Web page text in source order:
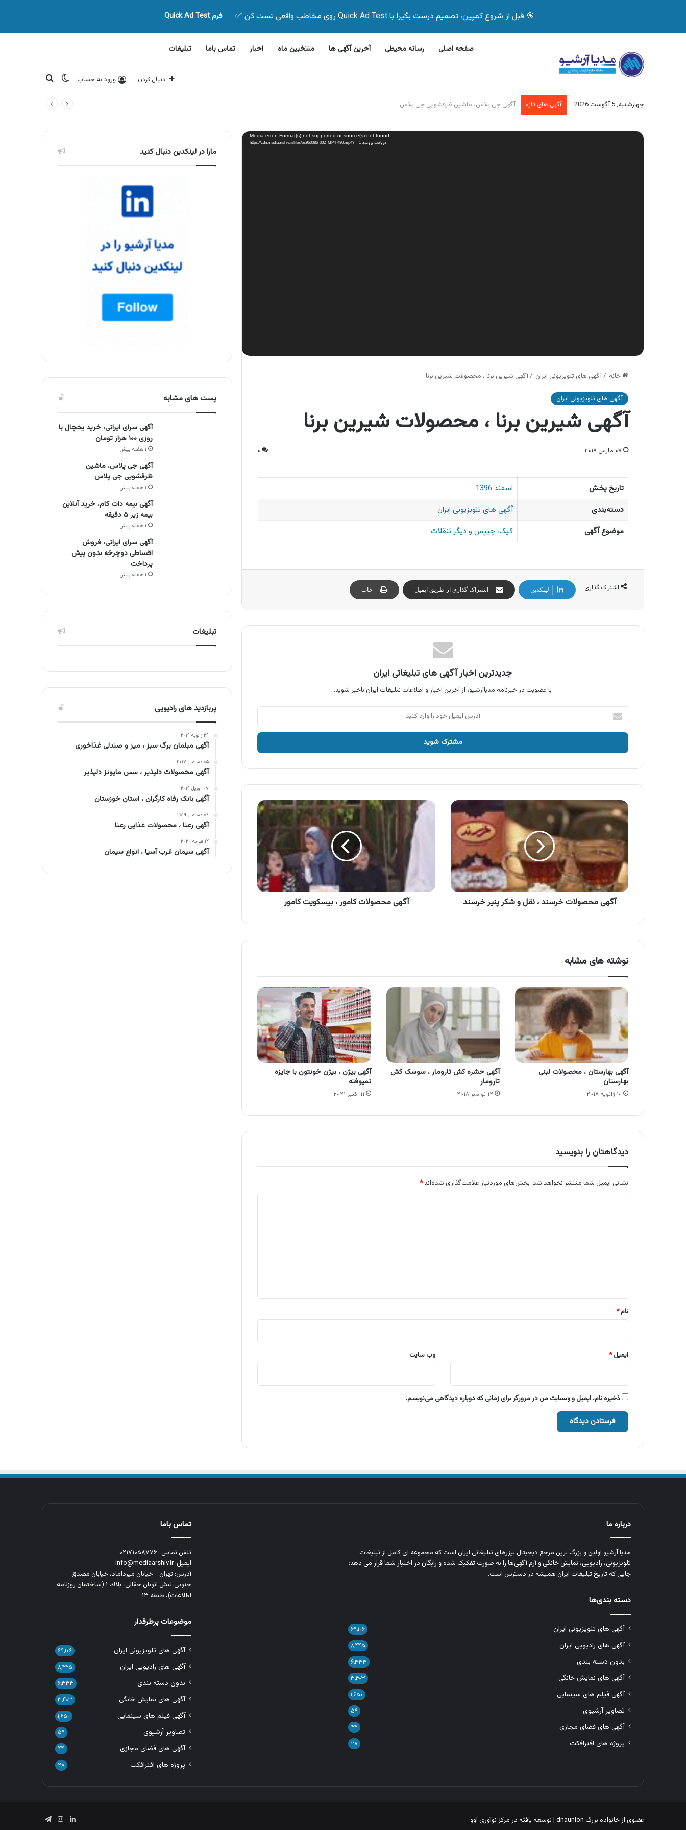
🎯 قبل از شروع کمپین، تصمیم درست بگیر! با Quick Ad Test روی مخاطب واقعی تست کن ✅ فرم Quick Ad Test
صفحه اصلی رسانه محیطی آخرین آگهی ها منتخبین ماه اخبار تماس باما تبلیغات
دنبال کردن ورود به حساب تغییر پوسته
جستجو برای
چهارشنبه, 5 آگوست 2026 آگهی های تازه آگهی بیمه دات کام، خرید آنلاین بیمه زیر ۵ دقیقه
نمایشگر
ویدیو Media error: Format(s) not supported or source(s) not found
دریافت پرونده: https://cdn.mediaarshiv.ir/files/es960086-002_MP4-480.mp4?_=1
خانه /آگهی های تلویزیونی ایران /آگهی شیرین برنا ، محصولات شیرین برنا
آگهی های تلویزیونی ایران
آگهی شیرین برنا ، محصولات شیرین برنا
۰۷ مارس ۲۰۱۸ ۰
تاریخ پخش
اسفند 1396
دسته‌بندی
آگهی های تلویزیونی ایران
موضوع آگهی
کیک، چیپس و دیگر تنقلات
اشتراک گذاری لینکدین اشتراک گذاری از طریق ایمیل چاپ
جدیدترین اخبار آگهی های تبلیغاتی ایران
با عضویت در خبرنامه مدیاآرشیو، از آخرین اخبار و اطلاعات تبلیغات ایران باخبر شوید.
آدرس
ایمیل
خود
وارد
آگهی
محصولات
خرسند
نقل
شکر
پنیر
خرسند
آگهی محصولات خرسند ، نقل و شکر پنیر خرسند
آگهی
محصولات
بیسکویت
آگهی محصولات کامور ، بیسکویت کامور
نوشته های مشابه
آگهی بهارستان ، محصولات لبنی
بهارستان
۱۰ ژانویه ۲۰۱۸
آگهی حشره کش تارومار ، سوسک کش
تارومار
۱۲ نوامبر ۲۰۱۸
آگهی بیژن ، بیژن خونتون با جایزه
نمیوفته
۱۱ اکتبر ۲۰۲۱
دیدگاهتان را بنویسید
نشانی ایمیل شما منتشر نخواهد شد. بخش‌های موردنیاز علامت‌گذاری شده‌اند*
نام*
ایمیل* وب‌ سایت
ذخیره نام، ایمیل و وبسایت من در مرورگر برای زمانی که دوباره دیدگاهی می‌نویسم.
مارا در لینکدین دنبال کنید
پست های مشابه
آگهی سرای ایرانی، خرید یخچال با
روزی ۱۰۰ هزار تومان
۱ هفته پیش
آگهی جی پلاس، ماشین
ظرفشویی جی پلاس
۱ هفته پیش
آگهی بیمه دات کام، خرید آنلاین
بیمه زیر ۵ دقیقه
۱ هفته پیش
آگهی سرای ایرانی، فروش
اقساطی دوچرخه بدون پیش
پرداخت
۱ هفته پیش
تبلیغات
پربازدید های رادیویی
۲۹ ژانویه ۲۰۱۹
آگهی مبلمان برگ سبز ، میز و صندلی غذاخوری
۰۵ دسامبر ۲۰۱۷
آگهی محصولات دلپذیر ، سس مایونز دلپذیر
۰۷ آوریل ۲۰۱۹
آگهی بانک رفاه کارگران ، استان خوزستان
۰۹ دسامبر ۲۰۱۹
آگهی رعنا ، محصولات غذایی رعنا
۱۲ فوریه ۲۰۲۰
آگهی سیمان غرب آسیا ، انواع سیمان
درباره ما
مدیا آرشیو اولین و بزرگ‌ ترین مرجع دیجیتال تیزرهای تبلیغاتی ایران است که مجموعه‌ ای کامل از تبلیغات
تلویزیونی، رادیویی، نمایش خانگی و آرم‌ آگهی‌ها را به‌ صورت تفکیک‌ شده و رایگان در اختیار شما قرار می‌ دهد؛
جایی که تاریخ تبلیغات ایران همیشه در دسترس است.
دسته بندی‌ها
آگهی های تلویزیونی ایران ۶۹,۱۰۶
آگهی های رادیویی ایران ۸,۴۴۵
بدون دسته بندی ۶,۳۳۳
آگهی های نمایش خانگی ۳,۴۰۳
آگهی فیلم های سینمایی ۱,۶۵۰
تصاویر آرشیوی ۵۹
آگهی های فضای مجازی ۴۴
پروژه های افترافکت ۲۸
تماس باما
تلفن تماس : ۰۲۱۷۱۰۵۸۷۷۶
ایمیل: info@mediaarshiv.ir
آدرس: تهران - خیابان میرداماد، خیابان مصدق
جنوبی،نبش اتوبان حقانی، پلاك ١ (ساختمان روزنامه
اطلاعات)، طبقه ۱۳
موضوعات پرطرفدار
آگهی های تلویزیونی ایران ۶۹,۱۰۶
آگهی های رادیویی ایران ۸,۴۴۵
بدون دسته بندی ۶,۳۳۳
آگهی های نمایش خانگی ۳,۴۰۳
آگهی فیلم های سینمایی ۱,۶۵۰
تصاویر آرشیوی ۵۹
آگهی های فضای مجازی ۴۴
پروژه های افترافکت ۲۸
عضوی از خانواده بزرگ dnaunion | توسعه یافته در مرکز نوآوری آوو لینکدیناینستاگرام
تلگرام